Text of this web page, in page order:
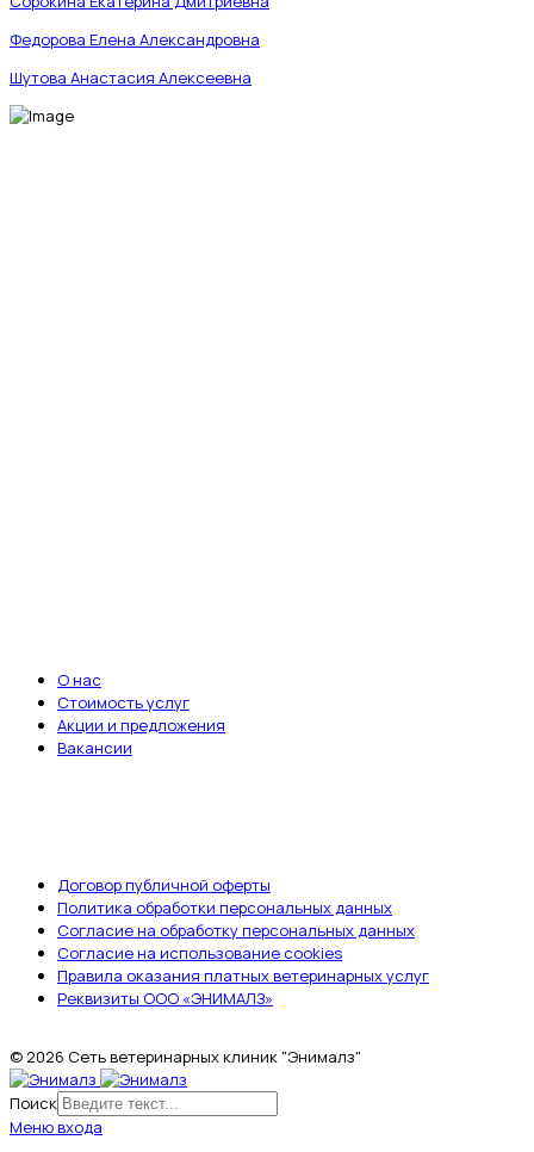
Федорова Елена Александровна
Шутова Анастасия Алексеевна
О нас
Стоимость услуг
Акции и предложения
Вакансии
Договор публичной оферты
Политика обработки персональных данных
Согласие на обработку персональных данных
Согласие на использование cookies
Правила оказания платных ветеринарных услуг
Реквизиты ООО «ЭНИМАЛЗ»
© 2026 Сеть ветеринарных клиник "Энималз"
Поиск
Меню входа